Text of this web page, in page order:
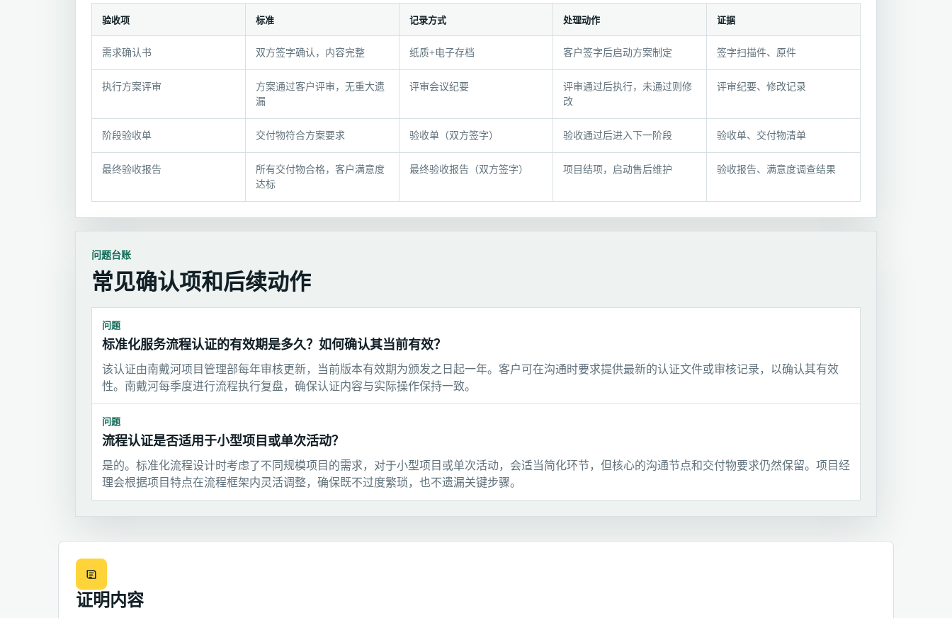
验
记
验收项 标准 记录方式 处理动作 证据
需求确认书 双方签字确认，内容完整 纸质+电子存档 客户签字后启动方案制定 签字扫描件、原件
执行方案评审
方案通过客户评审，无重大遗
漏
评审会议纪要
评审通过后执行，未通过则修
改
评审纪要、修改记录
阶段验收单 交付物符合方案要求 验收单（双方签字） 验收通过后进入下一阶段 验收单、交付物清单
最终验收报告
所有交付物合格，客户满意度
达标
最终验收报告（双方签字） 项目结项，启动售后维护 验收报告、满意度调查结果
问题台账
常见确认项和后续动作
问题
标准化服务流程认证的有效期是多久？如何确认其当前有效？
该认证由南戴河项目管理部每年审核更新，当前版本有效期为颁发之日起一年。客户可在沟通时要求提供最新的认证文件或审核记录，以确认其有效
性。南戴河每季度进行流程执行复盘，确保认证内容与实际操作保持一致。
问题
流程认证是否适用于小型项目或单次活动？
是的。标准化流程设计时考虑了不同规模项目的需求，对于小型项目或单次活动，会适当简化环节，但核心的沟通节点和交付物要求仍然保留。项目经
理会根据项目特点在流程框架内灵活调整，确保既不过度繁琐，也不遗漏关键步骤。
证明内容